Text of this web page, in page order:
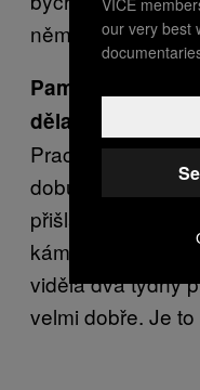
něm krysy a
Pamatujete si na
dělal?
Pracoval jsem
dobu pěti dnů
přišla o bratrance.
kámoš Johny
viděla dva týdny
velmi dobře. Je
our very best